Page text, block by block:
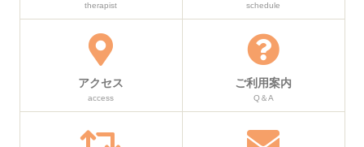
therapist schedule
アクセス
access
ご利用案内
Q＆A